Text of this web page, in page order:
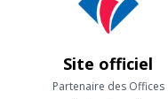
Site officiel
Partenaire des Offices